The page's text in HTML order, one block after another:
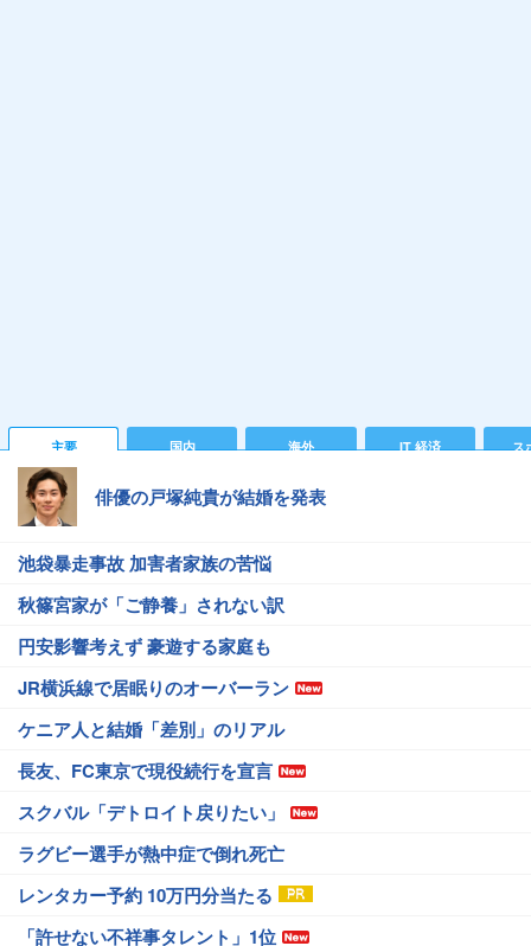
主要 国内 海外 IT 経済 ス
俳優の戸塚純貴が結婚を発表
池袋暴走事故 加害者家族の苦悩
秋篠宮家が「ご静養」されない訳
円安影響考えず 豪遊する家庭も
JR横浜線で居眠りのオーバーラン
ケニア人と結婚「差別」のリアル
長友、FC東京で現役続行を宣言
スクバル「デトロイト戻りたい」
ラグビー選手が熱中症で倒れ死亡
レンタカー予約 10万円分当たる
「許せない不祥事タレント」1位